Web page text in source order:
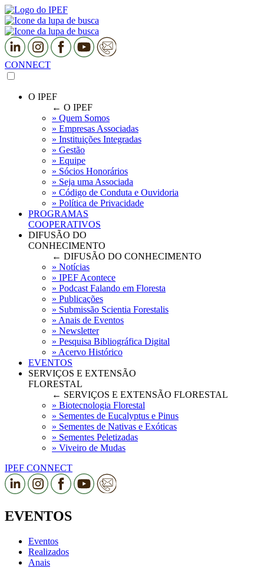
CONNECT
O IPEF
← O IPEF
» Quem Somos
» Empresas Associadas
» Instituições Integradas
» Gestão
» Equipe
» Sócios Honorários
» Seja uma Associada
» Código de Conduta e Ouvidoria
» Política de Privacidade
PROGRAMAS
COOPERATIVOS
DIFUSÃO DO
CONHECIMENTO
← DIFUSÃO DO CONHECIMENTO
» Notícias
» IPEF Acontece
» Podcast Falando em Floresta
» Publicações
» Submissão Scientia Forestalis
» Anais de Eventos
» Newsletter
» Pesquisa Bibliográfica Digital
» Acervo Histórico
EVENTOS
SERVIÇOS E EXTENSÃO
FLORESTAL
← SERVIÇOS E EXTENSÃO FLORESTAL
» Biotecnologia Florestal
» Sementes de Eucalyptus e Pinus
» Sementes de Nativas e Exóticas
» Sementes Peletizadas
» Viveiro de Mudas
IPEF CONNECT
EVENTOS
Eventos
Realizados
Anais